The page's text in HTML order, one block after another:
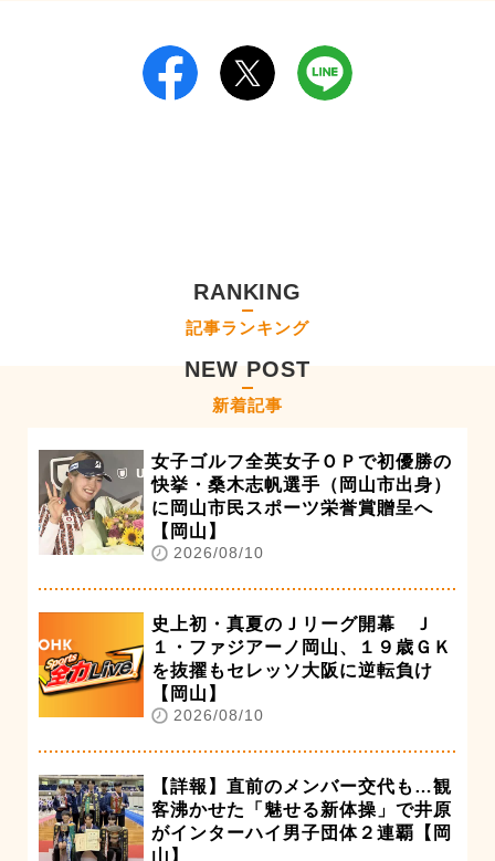
RANKING
記事ランキング
NEW POST
新着記事
女子ゴルフ全英女子ＯＰで初優勝の
快挙・桑木志帆選手（岡山市出身）
に岡山市民スポーツ栄誉賞贈呈へ
【岡山】
2026/08/10
史上初・真夏のＪリーグ開幕 Ｊ
１・ファジアーノ岡山、１９歳ＧＫ
を抜擢もセレッソ大阪に逆転負け
【岡山】
2026/08/10
【詳報】直前のメンバー交代も…観
客沸かせた「魅せる新体操」で井原
がインターハイ男子団体２連覇【岡
山】